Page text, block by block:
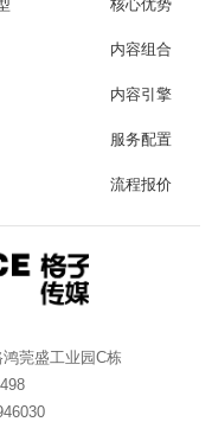
核心优势
内容组合
内容引擎
服务配置
流程报价
莞盛工业园C栋